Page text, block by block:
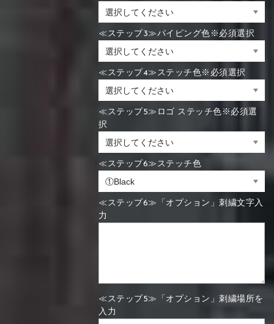
≪ステップ3≫パイピング色※必須選択
≪ステップ4≫ステッチ色※必須選択
≪ステップ5≫ロゴ ステッチ色※必須選
択
≪ステップ6≫ステッチ色
≪ステップ6≫「オプション」刺繍文字入
力
≪ステップ5≫「オプション」刺繍場所を
入力